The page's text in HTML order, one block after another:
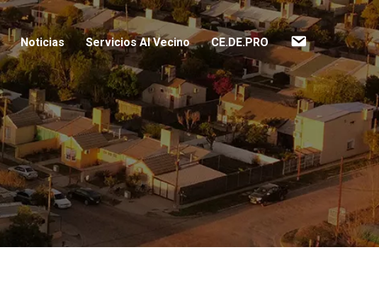
Noticias Servicios Al Vecino CE.DE.PRO Contacto